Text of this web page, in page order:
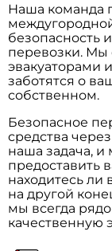
Наша команда
безопасность
перевозки.
эвакуаторами
заботятся о
собственном.
Безопасное
средства
наша задача,
предоставить
находитесь ли
на другой
мы всегда
качественную